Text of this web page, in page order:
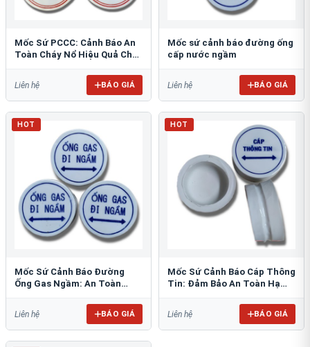
Mốc Sứ PCCC: Cảnh Báo An
Toàn Cháy Nổ Hiệu Quả Cho
Liên hệ BÁO GIÁ
Mốc sứ cảnh báo đường ống
cấp nước ngầm
Liên hệ BÁO GIÁ
HOT
Mốc Sứ Cảnh Báo Đường
Ống Gas Ngầm: An Toàn
Liên hệ BÁO GIÁ
HOT
Mốc Sứ Cảnh Báo Cáp Thông
Tin: Đảm Bảo An Toàn Hạ
Liên hệ BÁO GIÁ